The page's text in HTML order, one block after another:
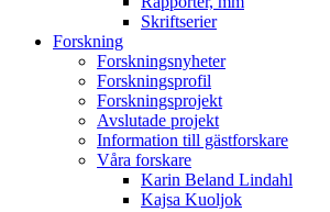
Skriftserier
Forskning
Forskningsnyheter
Forskningsprofil
Forskningsprojekt
Avslutade projekt
Information till gästforskare
Våra forskare
Karin Beland Lindahl
Kajsa Kuoljok